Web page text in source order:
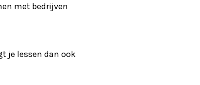
met bedrijven
je lessen dan ook